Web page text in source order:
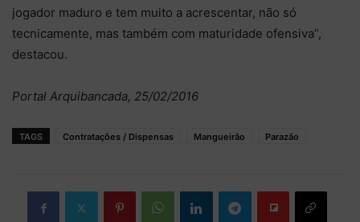
jogador maduro e tem muito a acrescentar, não só
tecnicamente, mas também com maturidade ofensiva”,
destacou.
Portal Arquibancada, 25/02/2016
TAGS Contratações / Dispensas Mangueirão Parazão